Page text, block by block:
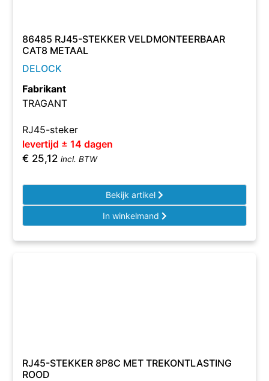
86485 RJ45-STEKKER VELDMONTEERBAAR
CAT8 METAAL
DELOCK
Fabrikant
TRAGANT
RJ45-steker
levertijd ± 14 dagen
€ 25,12 incl. BTW
Bekijk artikel
In winkelmand
RJ45-STEKKER 8P8C MET TREKONTLASTING
ROOD